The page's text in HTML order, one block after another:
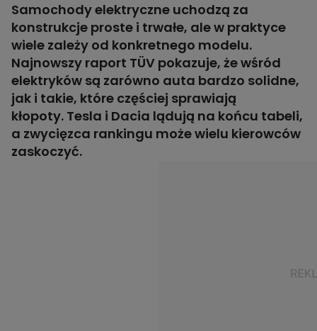
Samochody elektryczne uchodzą za
konstrukcje proste i trwałe, ale w praktyce
wiele zależy od konkretnego modelu.
Najnowszy raport TÜV pokazuje, że wśród
elektryków są zarówno auta bardzo solidne,
jak i takie, które częściej sprawiają
kłopoty. Tesla i Dacia lądują na końcu tabeli,
a zwycięzca rankingu może wielu kierowców
zaskoczyć.